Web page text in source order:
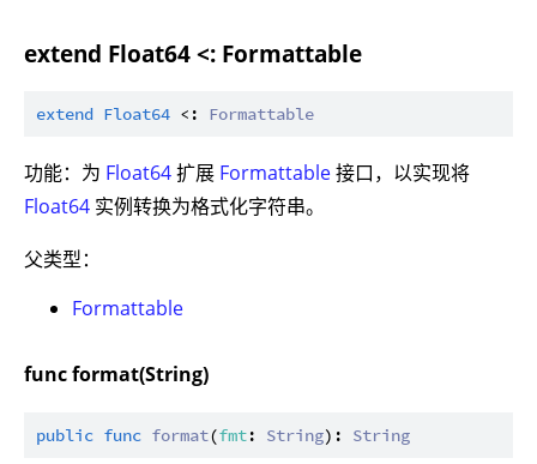
extend Float64 <: Formattable
extend Float64 <: Formattable
功能：为 Float64扩展 Formattable接口，以实现将
Float64 实例转换为格式化字符串。
父类型：
Formattable
func format(String)
public func format(fmt: String): String